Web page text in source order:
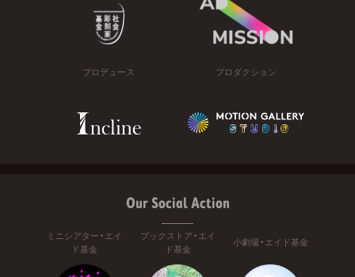
プロデュース プロダクション
Our Social Action
ミニシアター・エイ
ド基金
ブックストア・エイ
ド基金
小劇場・エイド基金